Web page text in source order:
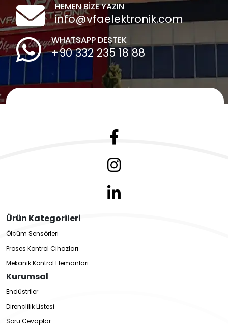
HEMEN BİZE YAZIN
info@vfaelektronik.com
WHATSAPP DESTEK
+90 332 235 18 88
Ürün Kategorileri
Ölçüm Sensörleri
Proses Kontrol Cihazları
Mekanik Kontrol Elemanları
Kurumsal
Endüstriler
Dirençlilik Listesi
Soru Cevaplar